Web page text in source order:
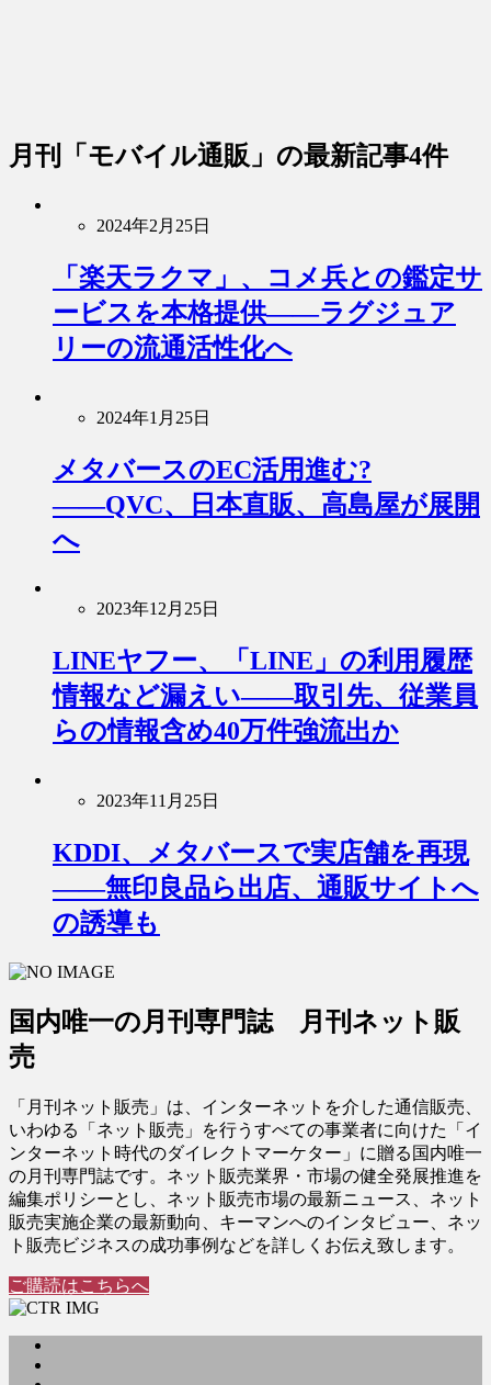
月刊「モバイル通販」 の最新記事4件
2024年2月25日
「楽天ラクマ」、コメ兵との鑑定サ
ービスを本格提供――ラグジュア
リーの流通活性化へ
2024年1月25日
メタバースのEC活用進む?
――QVC、日本直販、高島屋が展開
へ
2023年12月25日
LINEヤフー、「LINE」の利用履歴
情報など漏えい――取引先、従業員
らの情報含め40万件強流出か
2023年11月25日
KDDI、メタバースで実店舗を再現
――無印良品ら出店、通販サイトへ
の誘導も
国内唯一の月刊専門誌 月刊ネット販
売
「月刊ネット販売」は、インターネットを介した通信販売、
いわゆる「ネット販売」を行うすべての事業者に向けた「イ
ンターネット時代のダイレクトマーケター」に贈る国内唯一
の月刊専門誌です。ネット販売業界・市場の健全発展推進を
編集ポリシーとし、ネット販売市場の最新ニュース、ネット
販売実施企業の最新動向、キーマンへのインタビュー、ネッ
ト販売ビジネスの成功事例などを詳しくお伝え致します。
ご購読はこちらへ